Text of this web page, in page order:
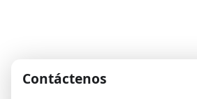
Contáctenos